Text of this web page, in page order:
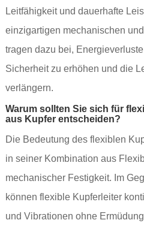
Leitfähigkeit und dauerhafte
einzigartigen mechanischen
tragen dazu bei,
Sicherheit zu erhöhen und die
verlängern.
Warum sollten Sie sich für
aus Kupfer entscheiden?
Die Bedeutung des flexiblen
in seiner Kombination aus
mechanischer Festigkeit. Im
können flexible Kupferleiter
und Vibrationen ohne